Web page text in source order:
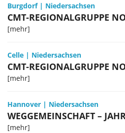
Burgdorf| Niedersachsen
CMT-REGIONALGRUPPE
[mehr]
Celle | Niedersachsen
CMT-REGIONALGRUPPE
[mehr]
Hannover | Niedersachsen
WEGGEMEINSCHAFT –
[mehr]